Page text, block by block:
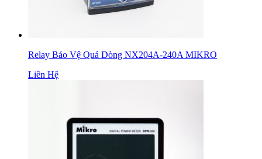
Relay Bảo Vệ Quá Dòng NX204A-240A MIKRO
Liên Hệ